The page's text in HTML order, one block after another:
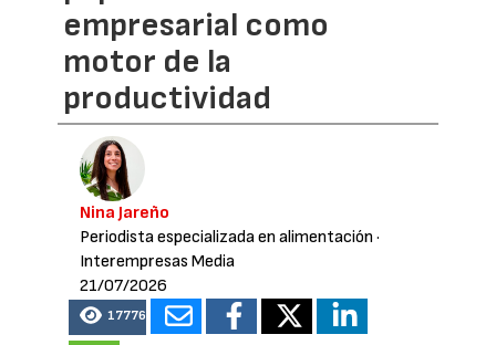
empresarial como
motor de la
productividad
Nina Jareño
Periodista especializada en alimentación ·
Interempresas Media
21/07/2026
17776